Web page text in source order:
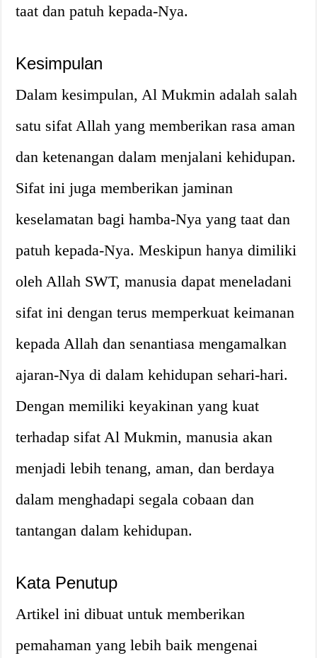
taat dan patuh kepada-Nya.
Kesimpulan
Dalam kesimpulan, Al Mukmin adalah salah
satu sifat Allah yang memberikan rasa aman
dan ketenangan dalam menjalani kehidupan.
Sifat ini juga memberikan jaminan
keselamatan bagi hamba-Nya yang taat dan
patuh kepada-Nya. Meskipun hanya dimiliki
oleh Allah SWT, manusia dapat meneladani
sifat ini dengan terus memperkuat keimanan
kepada Allah dan senantiasa mengamalkan
ajaran-Nya di dalam kehidupan sehari-hari.
Dengan memiliki keyakinan yang kuat
terhadap sifat Al Mukmin, manusia akan
menjadi lebih tenang, aman, dan berdaya
dalam menghadapi segala cobaan dan
tantangan dalam kehidupan.
Kata Penutup
Artikel ini dibuat untuk memberikan
pemahaman yang lebih baik mengenai